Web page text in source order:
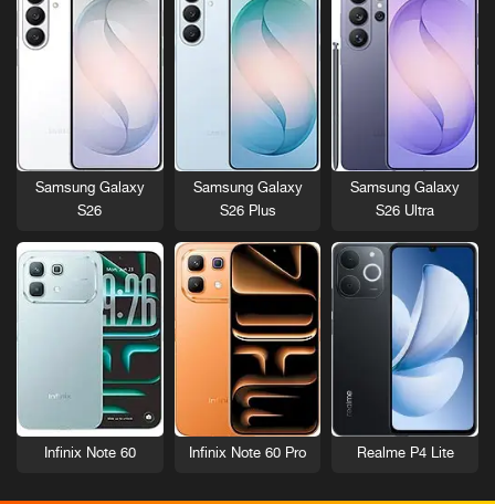
Samsung Galaxy
S26 Ultra
Samsung Galaxy
S26 Plus
Samsung Galaxy
S26
Realme P4 Lite
Infinix Note 60 Pro
Infinix Note 60